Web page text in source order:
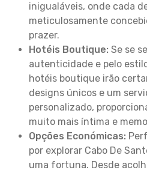
inigualáveis, onde cada
meticulosamente
prazer.
Hotéis Boutique: Se se
autenticidade e pelo
hotéis boutique irão
designs únicos e um
personalizado,
muito mais íntima e
Opções Económicas:
por explorar Cabo De
uma fortuna. Desde